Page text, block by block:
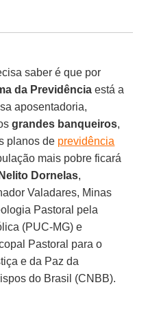
saber é que por
da Previdência está a
aposentadoria,
grandes banqueiros,
planos de previdência
mais pobre ficará
Nelito Dornelas,
Valadares, Minas
Pastoral pela
(PUC-MG) e
Pastoral para o
e da Paz da
do Brasil (CNBB).